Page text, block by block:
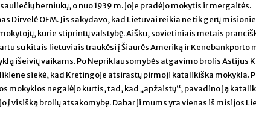
berniukų, o nuo 1939 m. joje pradėjo mokytis ir mergaitės.
Dirvelė OFM. Jis sakydavo, kad Lietuvai reikia ne tik gerų
kurie stiprintų valstybę. Aišku, sovietiniais metais
su kitais lietuviais traukėsi į Šiaurės Ameriką ir Kenebankporto
išeivių vaikams. Po Nepriklausomybės atgavimo brolis Astijus
siekė, kad Kretingoje atsirastų pirmoji katalikiška mokykla.
mokyklos negalėjo kurtis, tad, kad „apžaistų“, pavadino ją
į visišką brolių atsakomybę. Dabar ji mums yra vienas iš misijos